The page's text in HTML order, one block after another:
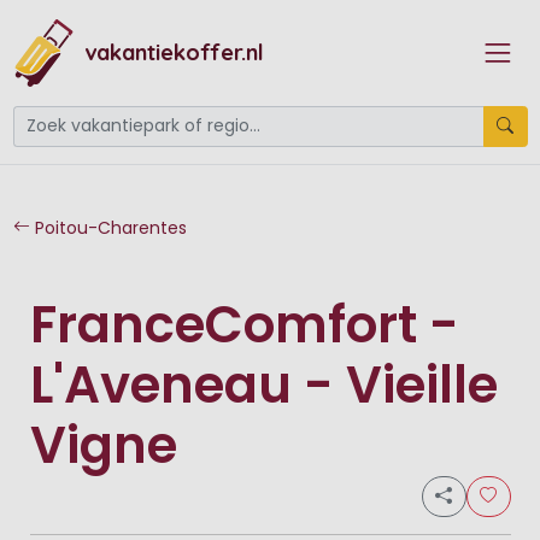
vakantiekoffer.nl
Poitou-Charentes
FranceComfort -
L'Aveneau - Vieille
Vigne